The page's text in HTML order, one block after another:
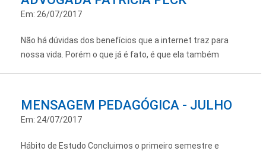
Em: 26/07/2017
Não há dúvidas dos benefícios que a internet traz para
nossa vida. Porém o que já é fato, é que ela também
MENSAGEM PEDAGÓGICA - JULHO
Em: 24/07/2017
Hábito de Estudo Concluimos o primeiro semestre e